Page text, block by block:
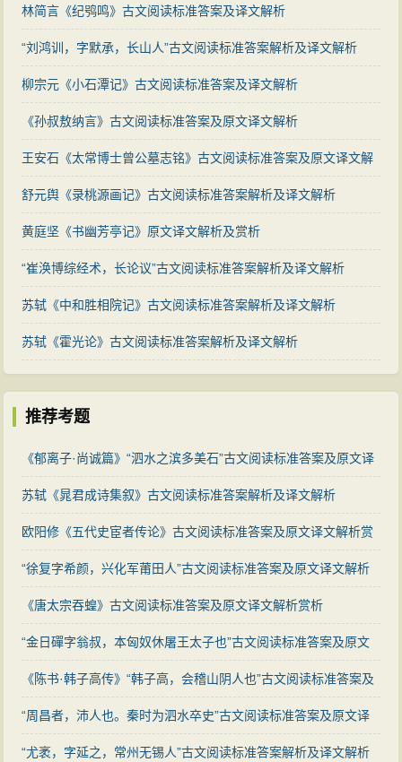
林简言《纪鸮鸣》古文阅读标准答案及译文解析
“刘鸿训，字默承，长山人”古文阅读标准答案解析及译文解析
柳宗元《小石潭记》古文阅读标准答案及译文解析
《孙叔敖纳言》古文阅读标准答案及原文译文解析
王安石《太常博士曾公墓志铭》古文阅读标准答案及原文译文解
析
舒元舆《录桃源画记》古文阅读标准答案解析及译文解析
黄庭坚《书幽芳亭记》原文译文解析及赏析
“崔涣博综经术，长论议”古文阅读标准答案解析及译文解析
苏轼《中和胜相院记》古文阅读标准答案解析及译文解析
苏轼《霍光论》古文阅读标准答案解析及译文解析
推荐考题
《郁离子·尚诚篇》“泗水之滨多美石”古文阅读标准答案及原文译
文解析
苏轼《晁君成诗集叙》古文阅读标准答案解析及译文解析
欧阳修《五代史宦者传论》古文阅读标准答案及原文译文解析赏
析
“徐复字希颜，兴化军莆田人”古文阅读标准答案及原文译文解析
《唐太宗吞蝗》古文阅读标准答案及原文译文解析赏析
“金日磾字翁叔，本匈奴休屠王太子也”古文阅读标准答案及原文
译文解析
《陈书·韩子高传》“韩子高，会稽山阴人也”古文阅读标准答案及
原文译文解析
“周昌者，沛人也。秦时为泗水卒史”古文阅读标准答案及原文译
文解析
“尤袤，字延之，常州无锡人”古文阅读标准答案解析及译文解析